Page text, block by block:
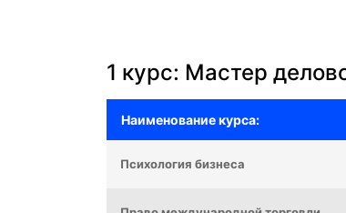
1 курс: Мастер
Наименование курса:
Психология бизнеса